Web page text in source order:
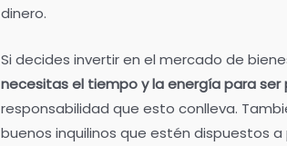
dinero.
Si decides invertir en el mercado de
necesitas el tiempo y la energía para ser
responsabilidad que esto conlleva.
buenos inquilinos que estén dispuestos